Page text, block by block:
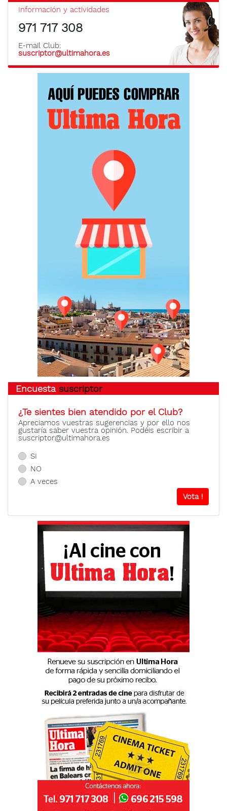
Información y actividades
971 717 308
E-mail Club:
suscriptor@ultimahora.es
Encuesta suscriptor
¿Te sientes bien atendido por el Club?
Apreciamos vuestras sugerencias y por ello nos
gustaría saber vuestra opinión. Podéis escribir a
suscriptor@ultimahora.es
SI
NO
A veces